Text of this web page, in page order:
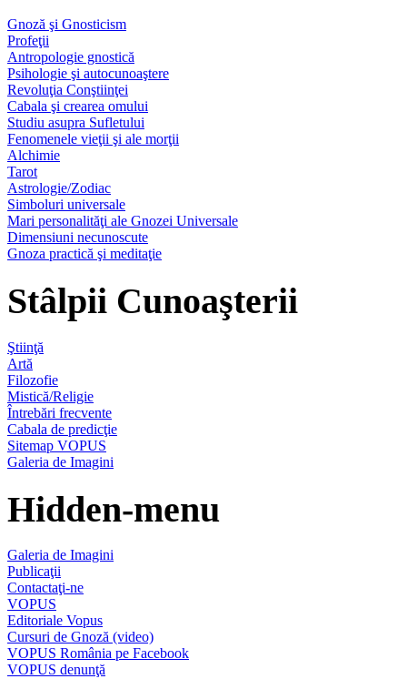
Gnoză şi Gnosticism
Profeţii
Antropologie gnostică
Psihologie şi autocunoaştere
Revoluţia Conştiinţei
Cabala şi crearea omului
Studiu asupra Sufletului
Fenomenele vieţii şi ale morţii
Alchimie
Tarot
Astrologie/Zodiac
Simboluri universale
Mari personalităţi ale Gnozei Universale
Dimensiuni necunoscute
Gnoza practică şi meditaţie
Stâlpii Cunoaşterii
Ştiinţă
Artă
Filozofie
Mistică/Religie
Întrebări frecvente
Cabala de predicţie
Sitemap VOPUS
Galeria de Imagini
Hidden-menu
Galeria de Imagini
Publicaţii
Contactaţi-ne
VOPUS
Editoriale Vopus
Cursuri de Gnoză (video)
VOPUS România pe Facebook
VOPUS denunţă